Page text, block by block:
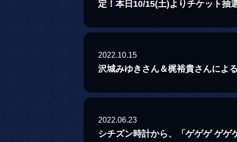
定！本日10/15(土)よりチケット抽
2022.10.15
沢城みゆきさん＆梶裕貴さんによ
2022.06.23
シチズン時計から、「ゲゲゲ ゲゲ